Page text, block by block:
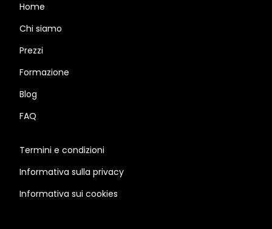
Home
Chi siamo
Prezzi
Formazione
Blog
FAQ
Termini e condizioni
Informativa sulla privacy
Informativa sui cookies